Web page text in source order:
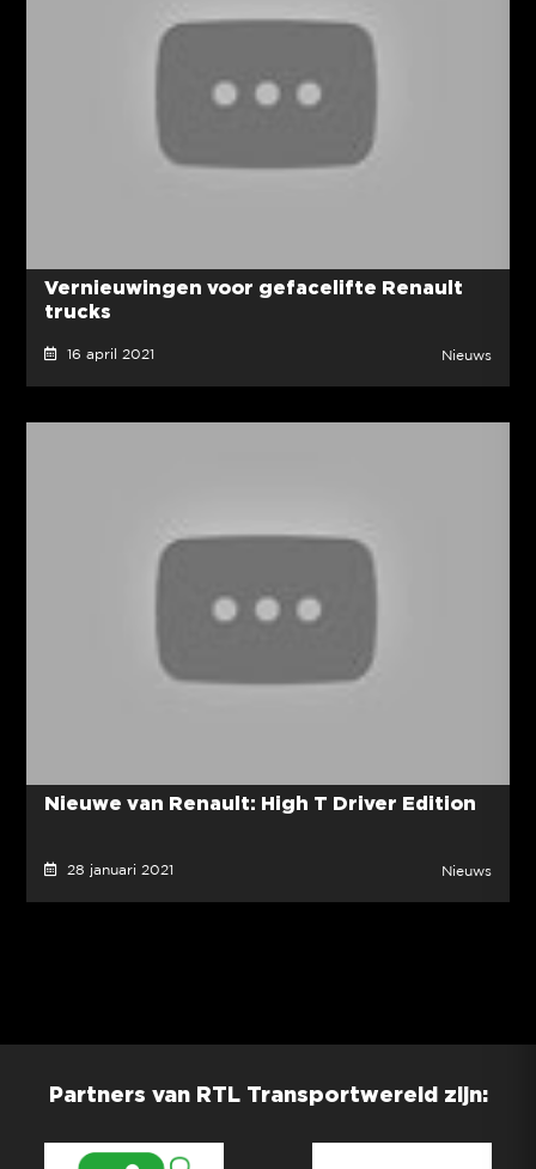
Vernieuwingen voor gefacelifte Renault
trucks
16 april 2021 Nieuws
Nieuwe van Renault: High T Driver Edition
28 januari 2021 Nieuws
Partners van RTL Transportwereld zijn: